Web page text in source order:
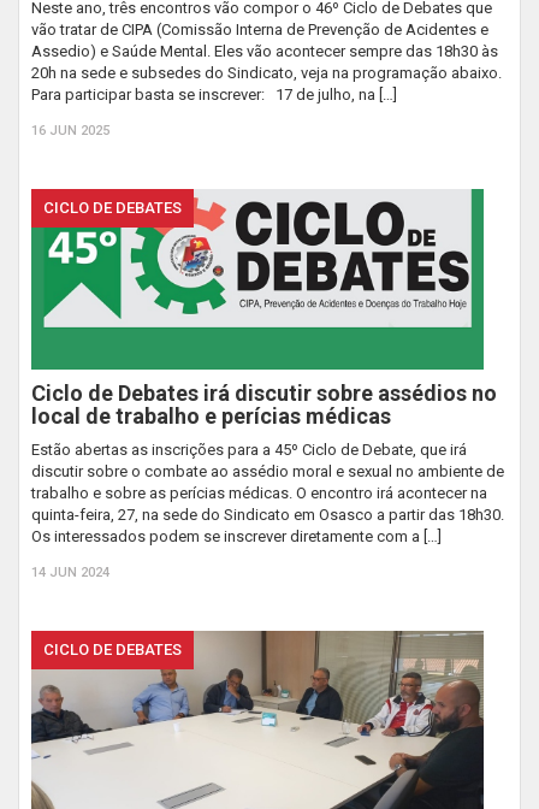
Neste ano, três encontros vão compor o 46º Ciclo de Debates que
vão tratar de CIPA (Comissão Interna de Prevenção de Acidentes e
Assedio) e Saúde Mental. Eles vão acontecer sempre das 18h30 às
20h na sede e subsedes do Sindicato, veja na programação abaixo.
Para participar basta se inscrever: 17 de julho, na […]
16 JUN 2025
CICLO DE DEBATES
Ciclo de Debates irá discutir sobre assédios no
local de trabalho e perícias médicas
Estão abertas as inscrições para a 45º Ciclo de Debate, que irá
discutir sobre o combate ao assédio moral e sexual no ambiente de
trabalho e sobre as perícias médicas. O encontro irá acontecer na
quinta-feira, 27, na sede do Sindicato em Osasco a partir das 18h30.
Os interessados podem se inscrever diretamente com a […]
14 JUN 2024
CICLO DE DEBATES